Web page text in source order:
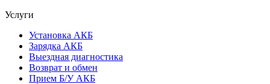
Услуги
Установка АКБ
Зарядка АКБ
Выездная диагностика
Возврат и обмен
Прием Б/У АКБ